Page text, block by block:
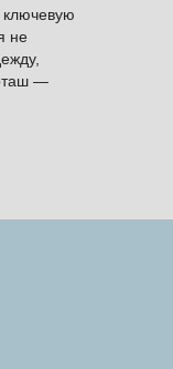
ключевую
не
—